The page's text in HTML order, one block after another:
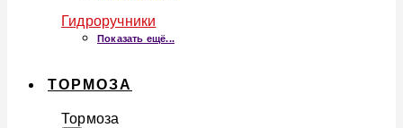
Гидроручники
Показать ещё...
ТОРМОЗА
Тормоза